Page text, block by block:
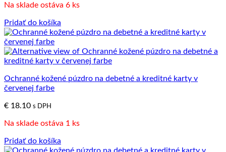
Na sklade ostáva 6 ks
Pridať do košíka
Ochranné kožené púzdro na debetné a kreditné karty v
červenej farbe
€ 18.10 s DPH
Na sklade ostáva 1 ks
Pridať do košíka